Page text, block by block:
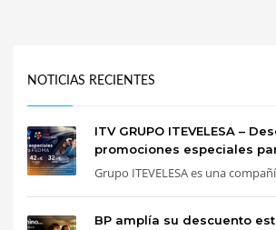
NOTICIAS RECIENTES
ITV GRUPO ITEVELESA –
promociones especiales
Grupo ITEVELESA es una
BP amplía su descuento